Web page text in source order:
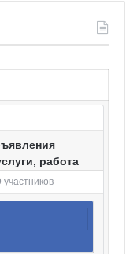
работа